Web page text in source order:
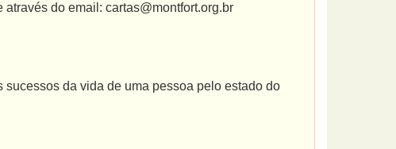
do email: cartas@montfort.org.br
da vida de uma pessoa pelo estado do